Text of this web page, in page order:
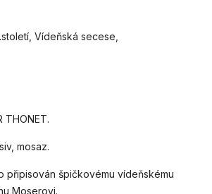
Vídeňská secese,
THONET.
mosaz.
připisován špičkovému vídeňskému
Moserovi.